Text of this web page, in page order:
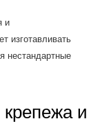
и
изготавливать
нестандартные
и